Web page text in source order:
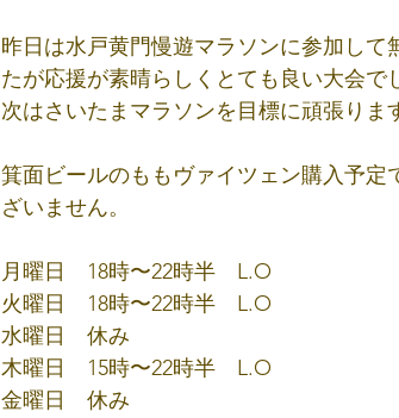
昨日は水戸黄門慢遊マラソンに参加し
たが応援が素晴らしくとても良い大会
次はさいたまマラソンを目標に頑張りま
箕面ビールのももヴァイツェン購入予
ざいません。
月曜日　18時〜22時半　L.O
火曜日　18時〜22時半　L.O
水曜日　休み
木曜日　15時〜22時半　L.O
金曜日　休み